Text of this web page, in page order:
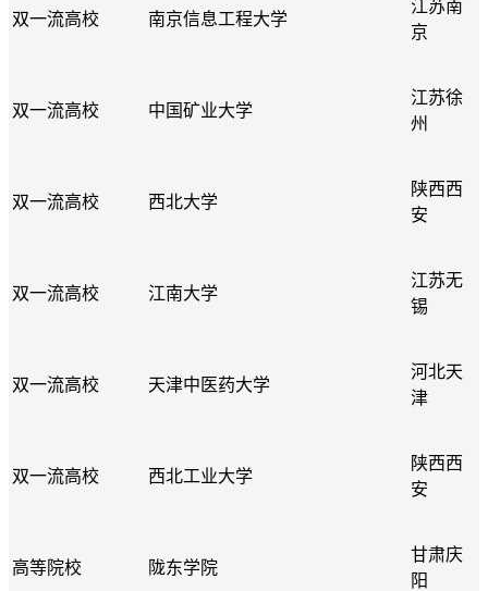
双一流高校 南京信息工程大学
江苏南
京
双一流高校 中国矿业大学
江苏徐
州
双一流高校 西北大学
陕西西
安
双一流高校 江南大学
江苏无
锡
双一流高校 天津中医药大学
河北天
津
双一流高校 西北工业大学
陕西西
安
高等院校 陇东学院
甘肃庆
阳